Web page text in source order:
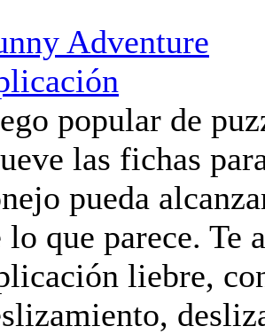
Adventure
popular de
las fichas
pueda
lo que parece. Te
liebre,